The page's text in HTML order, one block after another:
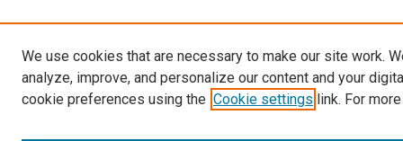
We use cookies that are necessary to make our site work.
analyze, improve, and personalize our content and your
cookie preferences using the Cookie settings link. For